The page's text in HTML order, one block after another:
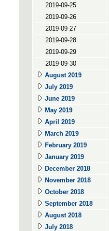
2019-09-25
2019-09-26
2019-09-27
2019-09-28
2019-09-29
2019-09-30
August 2019
July 2019
June 2019
May 2019
April 2019
March 2019
February 2019
January 2019
December 2018
November 2018
October 2018
September 2018
August 2018
July 2018